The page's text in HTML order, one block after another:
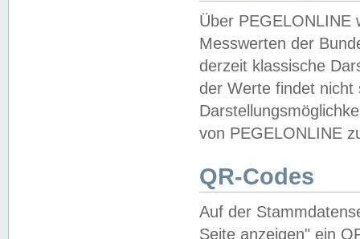
Über PEGELONLINE
Messwerten der
derzeit klassische
der Werte findet
von PEGELONLINE
QR-Codes
Auf der
Seite anzeigen" ein